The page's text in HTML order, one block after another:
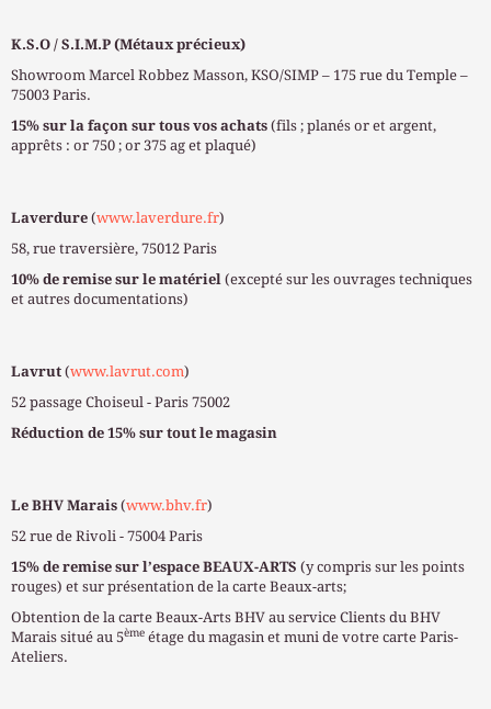
K.S.O / S.I.M.P (Métaux précieux)
Showroom Marcel Robbez Masson, KSO/SIMP – 175 rue du Temple –
75003 Paris.
15% sur la façon sur tous vos achats (fils ; planés or et argent,
apprêts : or 750 ; or 375 ag et plaqué)
Laverdure (www.laverdure.fr)
58, rue traversière, 75012 Paris
10% de remise sur le matériel (excepté sur les ouvrages techniques
et autres documentations)
Lavrut (www.lavrut.com)
52 passage Choiseul - Paris 75002
Réduction de 15% sur tout le magasin
Le BHV Marais (www.bhv.fr)
52 rue de Rivoli - 75004 Paris
15% de remise sur l’espace BEAUX-ARTS (y compris sur les points
rouges) et sur présentation de la carte Beaux-arts;
Obtention de la carte Beaux-Arts BHV au service Clients du BHV
Marais situé au 5ème étage du magasin et muni de votre carte Paris-
Ateliers.